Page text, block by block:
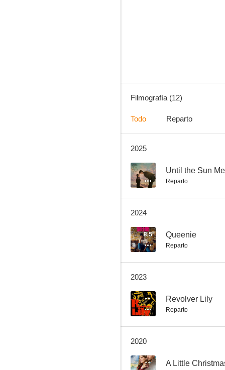
--
Filmografía (12)
Todo Reparto
2025
-- Until the Sun
Reparto
2024
8.5 Queenie
Reparto
2023
-- Revolver Lily
Reparto
2020
-- A Little